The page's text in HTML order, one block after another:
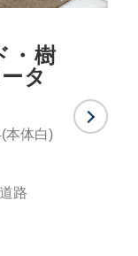
・樹
タ
本体白)
路